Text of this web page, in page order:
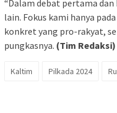
“Dalam debat pertama
lain. Fokus kami hanya
konkret yang pro-rakyat,
pungkasnya. (Tim Redaksi)
Kaltim Pilkada 2024